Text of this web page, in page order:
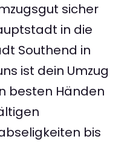
sicher
in die
Southend in
ist dein Umzug
besten Händen
bis